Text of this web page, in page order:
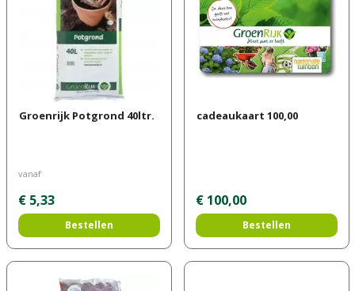
Groenrijk Potgrond 40ltr.
vanaf
€ 5,33
Bestellen
cadeaukaart 100,00
€ 100,00
Bestellen